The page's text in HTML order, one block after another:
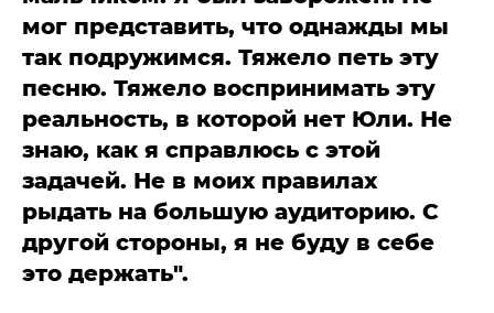
мог представить, что однажды мы
так подружимся. Тяжело петь эту
песню. Тяжело воспринимать эту
реальность, в которой нет Юли. Не
знаю, как я справлюсь с этой
задачей. Не в моих правилах
рыдать на большую аудиторию. С
другой стороны, я не буду в себе
это держать".